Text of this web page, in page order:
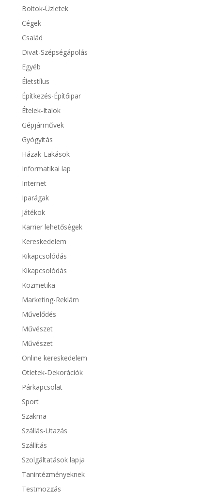
Boltok-Üzletek
Cégek
Család
Divat-Szépségápolás
Egyéb
Életstílus
Építkezés-Építőipar
Ételek-Italok
Gépjárművek
Gyógyítás
Házak-Lakások
Informatikai lap
Internet
Iparágak
Játékok
Karrier lehetőségek
Kereskedelem
Kikapcsolódás
Kikapcsolódás
Kozmetika
Marketing-Reklám
Művelődés
Művészet
Művészet
Online kereskedelem
Ötletek-Dekorációk
Párkapcsolat
Sport
Szakma
Szállás-Utazás
Szállítás
Szolgáltatások lapja
Tanintézményeknek
Testmozgás